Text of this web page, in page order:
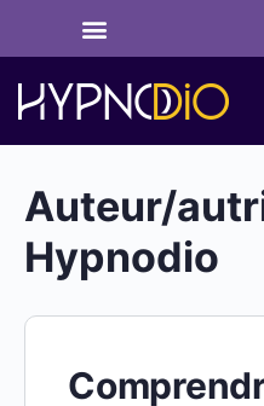
Auteur/
Hypnodio